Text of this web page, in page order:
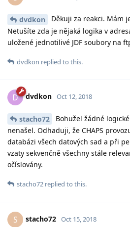
dvdkon
Děkuji za reakci. Mám
Netušíte zda je nějaká logika v
uložené jednotilivé JDF soubory na
dvdkon replied to this.
D dvdkon Oct 12, 2018
stacho72
Bohužel žádné
nenašel. Odhaduji, že CHAPS
databázi všech datových sad a při
vzaty sekvenčně všechny stále
očíslovány.
stacho72 replied to this.
S stacho72 Oct 15, 2018